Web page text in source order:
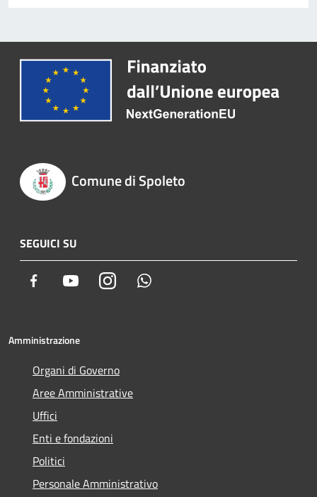
Comune di Spoleto
SEGUICI SU
Facebook YoutubeInstagram
Amministrazione
Organi di Governo
Aree Amministrative
Uffici
Enti e fondazioni
Politici
Personale Amministrativo